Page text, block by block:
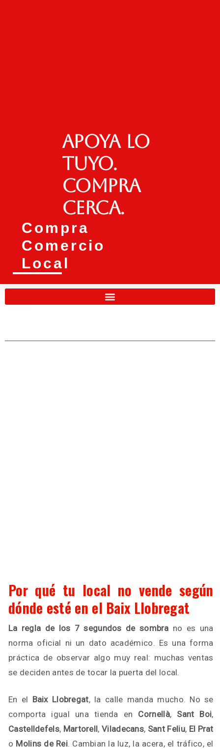
Apoya lo
tuyo.
Compra
cerca.
Compra
Comercio
Local
Por qué tu local no vende según
dónde esté en el Baix Llobregat
La regla de los 7 segundos de sombra no es una
norma oficial ni un dato académico. Es una forma
práctica de observar algo muy real: muchas ventas
se deciden antes de tocar la puerta del local.
En el Baix Llobregat, la calle manda mucho. No se
comporta igual una tienda en Cornellà, Sant Boi,
Castelldefels, Martorell,Viladecans, Sant Feliu, El Prat
o Molins de Rei. Cambian la luz, la acera, el tráfico, el